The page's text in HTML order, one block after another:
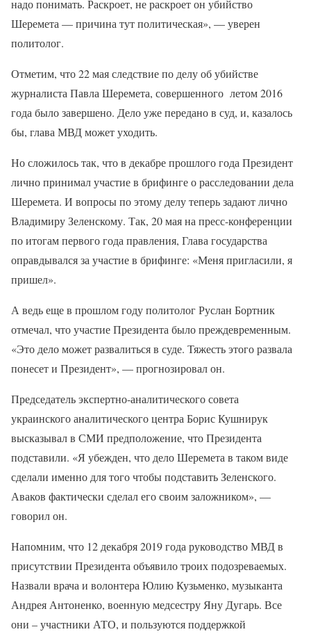
надо понимать. Раскроет, не раскроет он убийство
Шеремета — причина тут политическая», — уверен
политолог.
Отметим, что 22 мая следствие по делу об убийстве
журналиста Павла Шеремета, совершенного летом 2016
года было завершено. Дело уже передано в суд, и, казалось
бы, глава МВД может уходить.
Но сложилось так, что в декабре прошлого года Президент
лично принимал участие в брифинге о расследовании дела
Шеремета. И вопросы по этому делу теперь задают лично
Владимиру Зеленскому. Так, 20 мая на пресс-конференции
по итогам первого года правления, Глава государства
оправдывался за участие в брифинге: «Меня пригласили, я
пришел».
А ведь еще в прошлом году политолог Руслан Бортник
отмечал, что участие Президента было преждевременным.
«Это дело может развалиться в суде. Тяжесть этого развала
понесет и Президент», — прогнозировал он.
Председатель экспертно-аналитического совета
украинского аналитического центра Борис Кушнирук
высказывал в СМИ предположение, что Президента
подставили. «Я убежден, что дело Шеремета в таком виде
сделали именно для того чтобы подставить Зеленского.
Аваков фактически сделал его своим заложником», —
говорил он.
Напомним, что 12 декабря 2019 года руководство МВД в
присутствии Президента объявило троих подозреваемых.
Назвали врача и волонтера Юлию Кузьменко, музыканта
Андрея Антоненко, военную медсестру Яну Дугарь. Все
они – участники АТО, и пользуются поддержкой